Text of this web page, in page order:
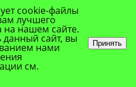
Подставки для Цветов
cookie-файлы
лучшего
на нашем сайте.
сайт, вы
нами
см.
Принять